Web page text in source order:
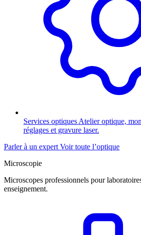
Services optiques Atelier optique,
réglages et gravure laser.
Parler à un expert Voir toute l’optique
Microscopie
Microscopes professionnels pour
enseignement.